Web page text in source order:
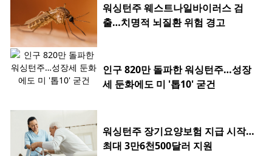
워싱턴주 웨스트나일바이러스 검
출…치명적 뇌질환 위험 경고
인구 820만 돌파한 워싱턴주…성장
세 둔화에도 미 '톱10' 굳건
워싱턴주 장기요양보험 지급 시작…
최대 3만6천500달러 지원